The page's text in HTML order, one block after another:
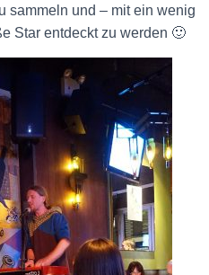
sammeln und – mit ein wenig
Star entdeckt zu werden 🙂